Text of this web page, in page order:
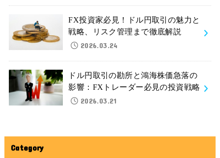
FX投資家必見！ドル円取引の魅力と
戦略、リスク管理まで徹底解説
2026.03.24
ドル円取引の勘所と鴻海株価急落の
影響：FXトレーダー必見の投資戦略
2026.03.21
Category